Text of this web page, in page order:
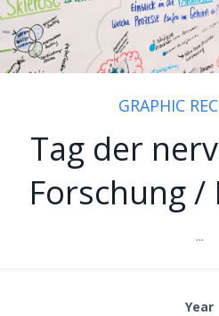
GRAPHIC
Tag der
Forschung
...
Year